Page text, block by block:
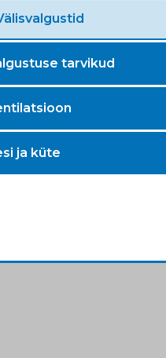
tarvikud
ja küte